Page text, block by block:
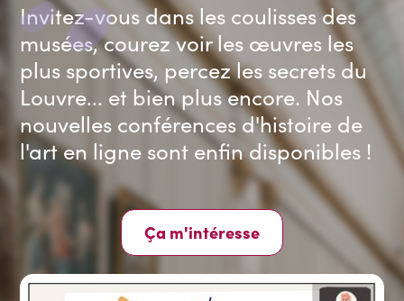
Invitez-vous dans les coulisses des
musées, courez voir les œuvres les
plus sportives, percez les secrets du
Louvre... et bien plus encore. Nos
nouvelles conférences d'histoire de
l'art en ligne sont enfin disponibles !
Ça m'intéresse